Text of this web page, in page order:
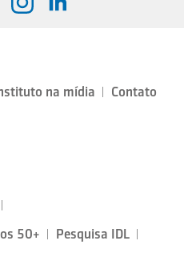
na mídia
Contato
50+
Pesquisa IDL